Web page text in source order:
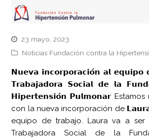
23 mayo, 2023
Noticias Fundación contra la
𝗡𝘂𝗲𝘃𝗮 𝗶𝗻𝗰𝗼𝗿𝗽𝗼𝗿𝗮𝗰𝗶𝗼́𝗻 𝗮𝗹
𝗧𝗿𝗮𝗯𝗮𝗷𝗮𝗱𝗼𝗿𝗮 𝗦𝗼𝗰𝗶𝗮𝗹 𝗱𝗲 𝗹𝗮
𝗛𝗶𝗽𝗲𝗿𝘁𝗲𝗻𝘀𝗶𝗼́𝗻 𝗣𝘂𝗹𝗺𝗼𝗻𝗮𝗿 Estamos
con la nueva incorporación de
equipo de trabajo. Laura va a
Trabajadora Social de la